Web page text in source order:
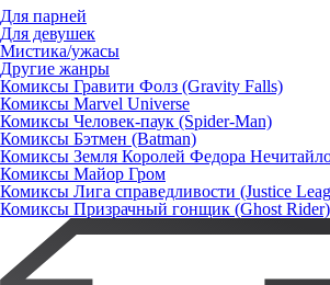
Для парней
Для девушек
Мистика/ужасы
Другие жанры
Комиксы Гравити Фолз (Gravity Falls)
Комиксы Marvel Universe
Комиксы Человек-паук (Spider-Man)
Комиксы Бэтмен (Batman)
Комиксы Земля Королей Федора
Комиксы Майор Гром
Комиксы Лига справедливости (Justice
Комиксы Призрачный гонщик (Ghost Rider)